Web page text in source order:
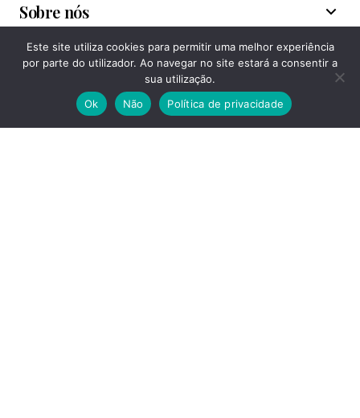
Sobre nós
Associações
Este site utiliza cookies para permitir uma melhor experiência
por parte do utilizador. Ao navegar no site estará a consentir a
sua utilização.
Ok
Não Política de privacidade